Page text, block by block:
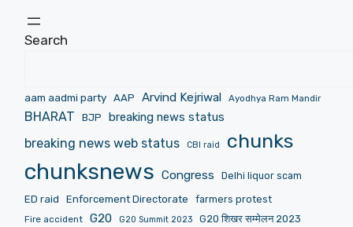
Search
aam aadmi party AAP Arvind Kejriwal Ayodhya Ram Mandir
BHARAT BJP breaking news status
breaking news web status CBI raid chunks
chunksnews Congress
Delhi liquor scam
ED raid
Enforcement Directorate farmers protest
Fire accident G20 G20 Summit 2023 G20 शिखर सम्मेलन 2023